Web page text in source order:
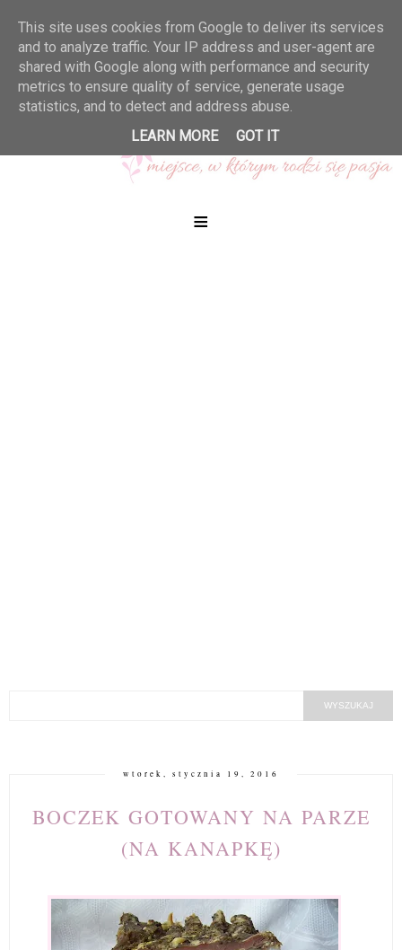
≡
wtorek, stycznia 19, 2016
BOCZEK GOTOWANY NA PARZE
(NA KANAPKĘ)
This site uses cookies from Google to deliver its services
and to analyze traffic. Your IP address and user-agent are
shared with Google along with performance and security
metrics to ensure quality of service, generate usage
statistics, and to detect and address abuse.
LEARN MORE
GOT IT